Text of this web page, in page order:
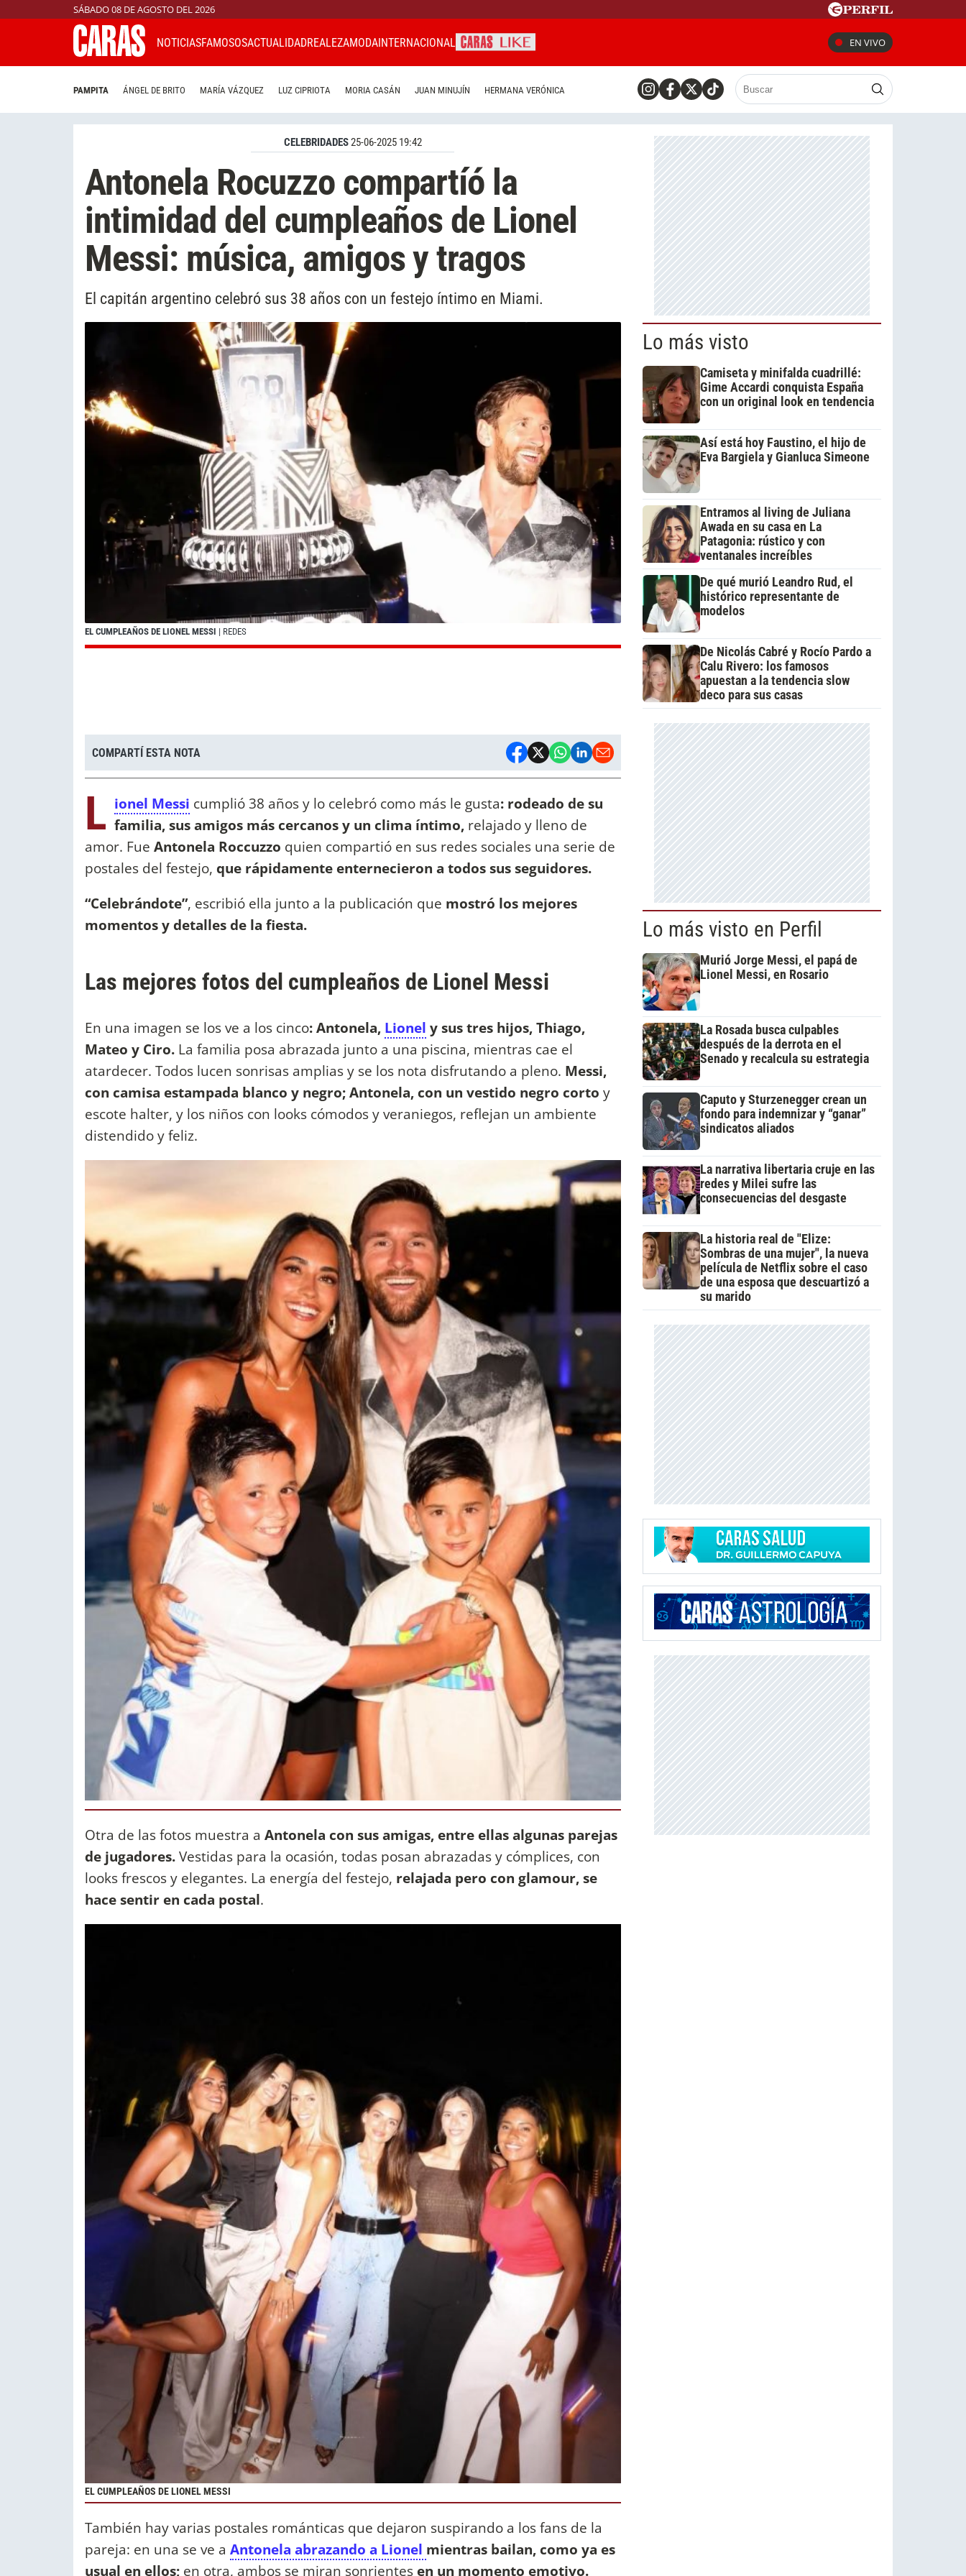
SÁBADO 08 DE AGOSTO DEL 2026
NOTICIASFAMOSOSACTUALIDADREALEZAMODAINTERNACIONAL EN VIVO
PAMPITA ÁNGEL DE BRITO MARÍA VÁZQUEZ LUZ CIPRIOTA MORIA CASÁN JUAN MINUJÍN HERMANA VERÓNICA
CELEBRIDADES25-06-2025 19:42
Antonela Rocuzzo compartíó la
intimidad del cumpleaños de Lionel
Messi: música, amigos y tragos
El capitán argentino celebró sus 38 años con un festejo íntimo en Miami.
EL CUMPLEAÑOS DE LIONEL MESSI | REDES
COMPARTÍ ESTA NOTA
L ionel Messi cumplió 38 años y lo celebró como más le gusta: rodeado de su
familia, sus amigos más cercanos y un clima íntimo, relajado y lleno de
amor. Fue Antonela Roccuzzo quien compartió en sus redes sociales una serie de
postales del festejo, que rápidamente enternecieron a todos sus seguidores.
“Celebrándote”, escribió ella junto a la publicación que mostró los mejores
momentos y detalles de la fiesta.
Las mejores fotos del cumpleaños de Lionel Messi
En una imagen se los ve a los cinco: Antonela, Lionel y sus tres hijos, Thiago,
Mateo y Ciro. La familia posa abrazada junto a una piscina, mientras cae el
atardecer. Todos lucen sonrisas amplias y se los nota disfrutando a pleno. Messi,
con camisa estampada blanco y negro; Antonela, con un vestido negro corto y
escote halter, y los niños con looks cómodos y veraniegos, reflejan un ambiente
distendido y feliz.
Otra de las fotos muestra a Antonela con sus amigas, entre ellas algunas parejas
de jugadores.Vestidas para la ocasión, todas posan abrazadas y cómplices, con
looks frescos y elegantes. La energía del festejo, relajada pero con glamour, se
hace sentir en cada postal.
EL CUMPLEAÑOS DE LIONEL MESSI
También hay varias postales románticas que dejaron suspirando a los fans de la
pareja: en una se ve a Antonela abrazando a Lionel mientras bailan, como ya es
usual en ellos; en otra, ambos se miran sonrientes en un momento emotivo.
Lo más visto
Camiseta y minifalda cuadrillé:
Gime Accardi conquista España
con un original look en tendencia
Así está hoy Faustino, el hijo de
Eva Bargiela y Gianluca Simeone
Entramos al living de Juliana
Awada en su casa en La
Patagonia: rústico y con
ventanales increíbles
De qué murió Leandro Rud, el
histórico representante de
modelos
De Nicolás Cabré y Rocío Pardo a
Calu Rivero: los famosos
apuestan a la tendencia slow
deco para sus casas
Lo más visto en Perfil
Murió Jorge Messi, el papá de
Lionel Messi, en Rosario
La Rosada busca culpables
después de la derrota en el
Senado y recalcula su estrategia
Caputo y Sturzenegger crean un
fondo para indemnizar y “ganar”
sindicatos aliados
La narrativa libertaria cruje en las
redes y Milei sufre las
consecuencias del desgaste
La historia real de "Elize:
Sombras de una mujer", la nueva
película de Netflix sobre el caso
de una esposa que descuartizó a
su marido